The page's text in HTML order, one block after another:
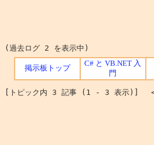
(過去ログ 2 を表示中)
掲示板トップ
C# と VB.NET 入
門
[トピック内 3 記事 (1 - 3 表示)]